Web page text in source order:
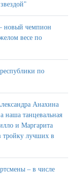
новый чемпион
весе по
по
Анахина
наша танцевальная
и Маргарита
тройку лучших в
– в числе